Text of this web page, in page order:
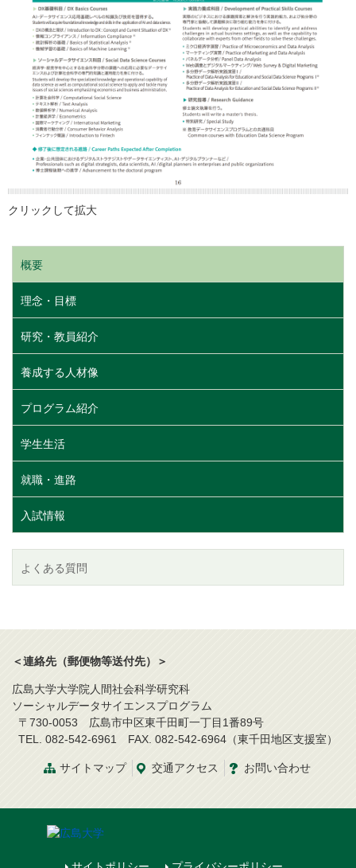
クリックして拡大
概要
理念・目標
研究・教員紹介
養成する人材像
プログラム紹介
学生生活
就職・進路
入試情報
よくある質問
＜連絡先（郵便物等送付先）＞
広島大学大学院人間社会科学研究科
ソーシャルデータサイエンスプログラム
〒730-0053 広島市中区東千田町一丁目1番89号
TEL. 082-542-6961 FAX. 082-542-6964（東千田地区支援室）
サイトマップ 交通アクセス お問い合わせ